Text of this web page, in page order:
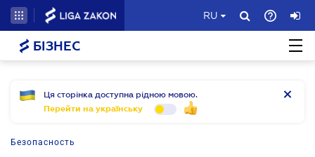
RU
БІЗНЕС
Ця сторінка доступна рідною мовою.
Перейти на українську
Безопасность